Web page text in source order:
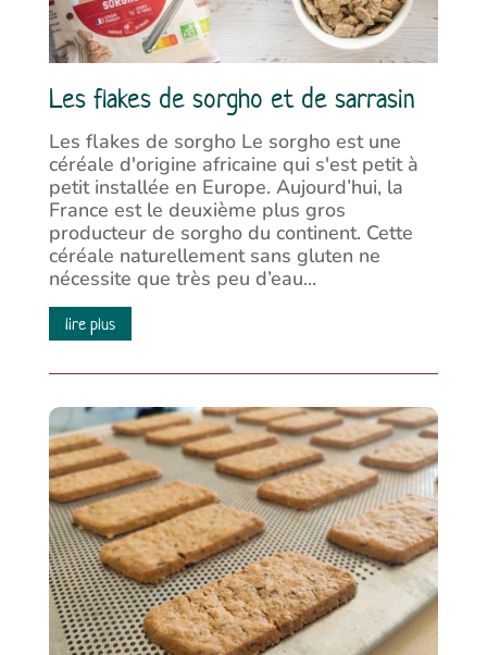
Les flakes de sorgho et de sarrasin
Les flakes de sorgho Le sorgho est une
céréale d'origine africaine qui s'est petit à
petit installée en Europe. Aujourd’hui, la
France est le deuxième plus gros
producteur de sorgho du continent. Cette
céréale naturellement sans gluten ne
nécessite que très peu d’eau...
lire plus